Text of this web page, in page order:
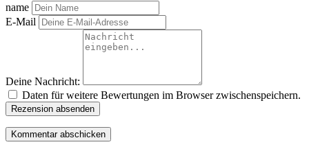
name
E-Mail
Deine Nachricht:
Daten für weitere Bewertungen im Browser zwischenspeichern.
Rezension absenden